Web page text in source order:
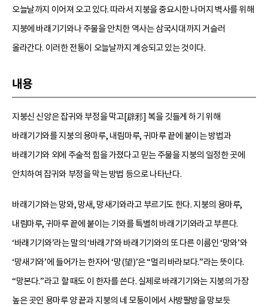
오늘날까지 이어져 오고 있다. 따라서 지붕을 중요시한 나머지 벽사를 위해
지붕에 바래기기와나 주물을 안치한 역사는 삼국시대까지 거슬러
올라간다. 이러한 전통이 오늘날까지 계승되고 있는 것이다.
내용
지붕신 신앙은 잡귀와 부정을 막고[辟邪] 복을 깃들게 하기 위해
바래기기와를 지붕의 용마루, 내림마루, 귀마루 끝에 붙이는 방법과
바래기기와 외에 주술적 힘을 가졌다고 믿는 주물을 지붕의 일정한 곳에
안치하여 잡귀와 부정을 막는 방법 등으로 나타난다.
바래기기와는 망와, 망새, 망새기와라고 부르기도 한다. 지붕의 용마루,
내림마루, 귀마루 끝에 붙이는 기와를 특별히 바래기기와라고 부른다.
‘바래기기와’라는 말의 ‘바래기’와 바래기기와의 또 다른 이름인 ‘망와’와
‘망새기와’에 들어가는 한자어 ‘망(望)’은 “멀리 바라보다.”라는 뜻이다.
“망본다.”라고 할 때도 이 한자를 쓴다. 실제로 바래기기와는 지붕의 가장
높은 곳인 용마루 양 끝과 지붕의 네 모퉁이에서 사방팔방을 망보듯